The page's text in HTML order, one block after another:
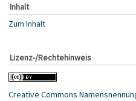
Inhalt
Zum Inhalt
Lizenz-/Rechtehinweis
Creative Commons